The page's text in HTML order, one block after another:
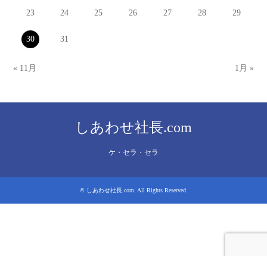
23 24 25 26 27 28 29
30 31
« 11月 1月 »
しあわせ社長.com
ケ・セラ・セラ
© しあわせ社長.com. All Rights Reserved.